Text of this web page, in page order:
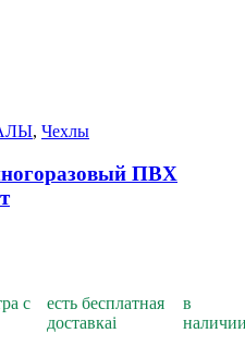
, Чехлы
ПВХ
с
есть бесплатная
доставкаi
в